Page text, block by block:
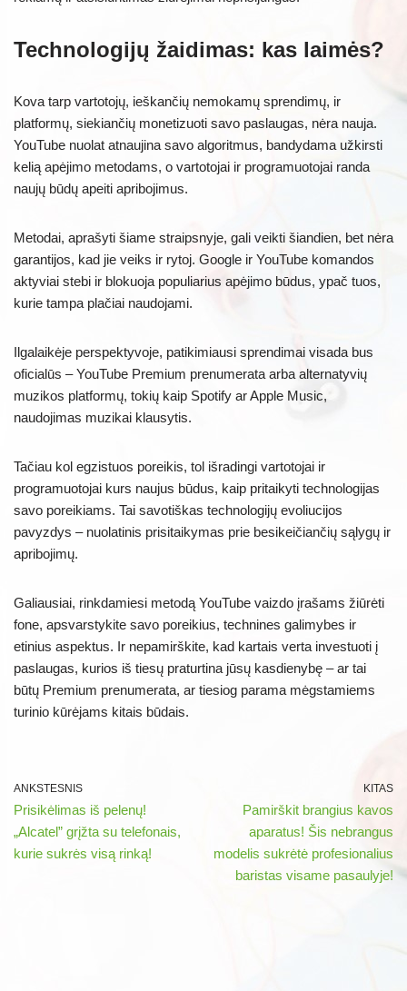
Technologijų žaidimas: kas laimės?
Kova tarp vartotojų, ieškančių nemokamų sprendimų, ir
platformų, siekiančių monetizuoti savo paslaugas, nėra nauja.
YouTube nuolat atnaujina savo algoritmus, bandydama užkirsti
kelią apėjimo metodams, o vartotojai ir programuotojai randa
naujų būdų apeiti apribojimus.
Metodai, aprašyti šiame straipsnyje, gali veikti šiandien, bet nėra
garantijos, kad jie veiks ir rytoj. Google ir YouTube komandos
aktyviai stebi ir blokuoja populiarius apėjimo būdus, ypač tuos,
kurie tampa plačiai naudojami.
Ilgalaikėje perspektyvoje, patikimiausi sprendimai visada bus
oficialūs – YouTube Premium prenumerata arba alternatyvių
muzikos platformų, tokių kaip Spotify ar Apple Music,
naudojimas muzikai klausytis.
Tačiau kol egzistuos poreikis, tol išradingi vartotojai ir
programuotojai kurs naujus būdus, kaip pritaikyti technologijas
savo poreikiams. Tai savotiškas technologijų evoliucijos
pavyzdys – nuolatinis prisitaikymas prie besikeičiančių sąlygų ir
apribojimų.
Galiausiai, rinkdamiesi metodą YouTube vaizdo įrašams žiūrėti
fone, apsvarstykite savo poreikius, technines galimybes ir
etinius aspektus. Ir nepamirškite, kad kartais verta investuoti į
paslaugas, kurios iš tiesų praturtina jūsų kasdienybę – ar tai
būtų Premium prenumerata, ar tiesiog parama mėgstamiems
turinio kūrėjams kitais būdais.
ANKSTESNIS
Prisikėlimas iš pelenų!
„Alcatel” grįžta su telefonais,
kurie sukrės visą rinką!
KITAS
Pamirškit brangius kavos
aparatus! Šis nebrangus
modelis sukrėtė profesionalius
baristas visame pasaulyje!